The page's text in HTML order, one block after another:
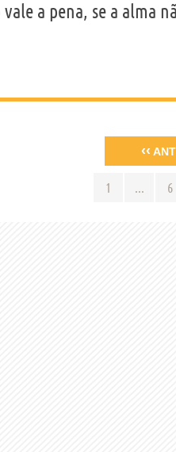
vale a pena, se a alma
‹‹
1 ... 6